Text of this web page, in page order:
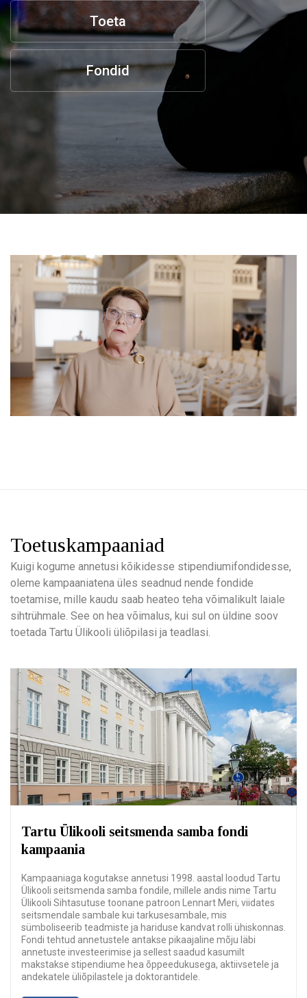
Toeta
Fondid
Toetuskampaaniad
Kuigi kogume annetusi kõikidesse stipendiumifondidesse,
oleme kampaaniatena üles seadnud nende fondide
toetamise, mille kaudu saab heateo teha võimalikult laiale
sihtrühmale. See on hea võimalus, kui sul on üldine soov
toetada Tartu Ülikooli üliõpilasi ja teadlasi.
Tartu Ülikooli seitsmenda samba fondi
kampaania
Kampaaniaga kogutakse annetusi 1998. aastal loodud Tartu
Ülikooli seitsmenda samba fondile, millele andis nime Tartu
Ülikooli Sihtasutuse toonane patroon Lennart Meri, viidates
seitsmendale sambale kui tarkusesambale, mis
sümboliseerib teadmiste ja hariduse kandvat rolli ühiskonnas.
Fondi tehtud annetustele antakse pikaajaline mõju läbi
annetuste investeerimise ja sellest saadud kasumilt
makstakse stipendiume hea õppeedukusega, aktiivsetele ja
andekatele üliõpilastele ja doktorantidele.